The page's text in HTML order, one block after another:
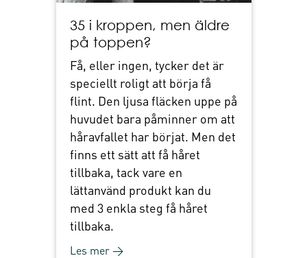
35 i kroppen, men äldre
på toppen?
Få, eller ingen, tycker det är
speciellt roligt att börja få
flint. Den ljusa fläcken uppe på
huvudet bara påminner om att
håravfallet har börjat. Men det
finns ett sätt att få håret
tillbaka, tack vare en
lättanvänd produkt kan du
med 3 enkla steg få håret
tillbaka.
Les mer →